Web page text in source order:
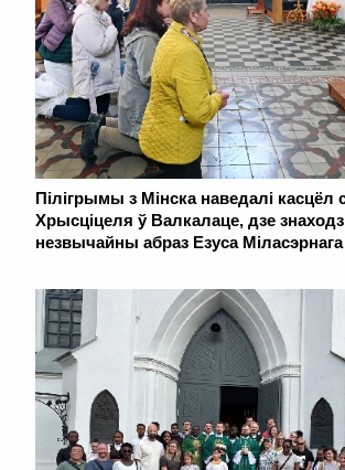
Пілігрымы з Мінска наведалі касцёл
Хрысціцеля ў Валкалаце, дзе
незвычайны абраз Езуса Міласэрнага